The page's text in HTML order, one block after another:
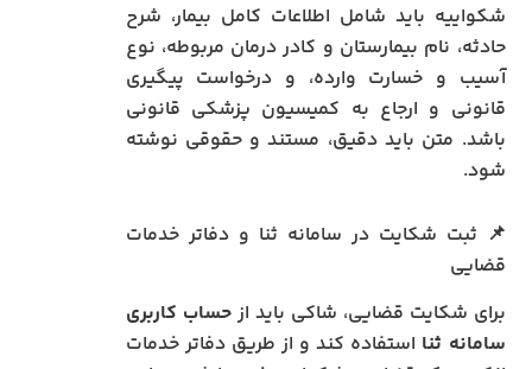
شکواییه باید شامل اطلاعات کامل بیمار، شرح
حادثه، نام بیمارستان و کادر درمان مربوطه، نوع
آسیب و خسارت وارده، و درخواست پیگیری
قانونی و ارجاع به کمیسیون پزشکی قانونی
باشد. متن باید دقیق، مستند و حقوقی نوشته
شود.
📌 ثبت شکایت در سامانه ثنا و دفاتر خدمات
قضایی
برای شکایت قضایی، شاکی باید ازحساب کاربری
سامانه ثنا استفاده کند و از طریق دفاتر خدمات